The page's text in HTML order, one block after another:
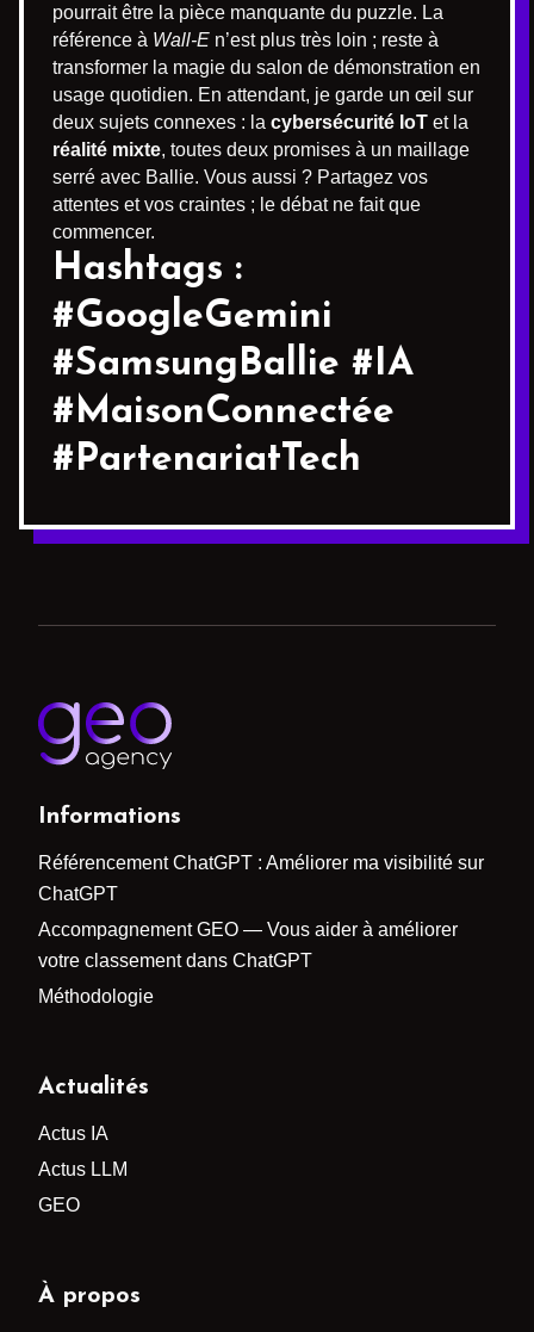
pourrait être la pièce manquante du puzzle. La
référence à Wall-E n’est plus très loin ; reste à
transformer la magie du salon de démonstration en
usage quotidien. En attendant, je garde un œil sur
deux sujets connexes : la cybersécurité IoT et la
réalité mixte, toutes deux promises à un maillage
serré avec Ballie. Vous aussi ? Partagez vos
attentes et vos craintes ; le débat ne fait que
commencer.
Hashtags :
#GoogleGemini
#SamsungBallie #IA
#MaisonConnectée
#PartenariatTech
Informations
Référencement ChatGPT : Améliorer ma visibilité sur
ChatGPT
Accompagnement GEO — Vous aider à améliorer
votre classement dans ChatGPT
Méthodologie
Actualités
Actus IA
Actus LLM
GEO
À propos